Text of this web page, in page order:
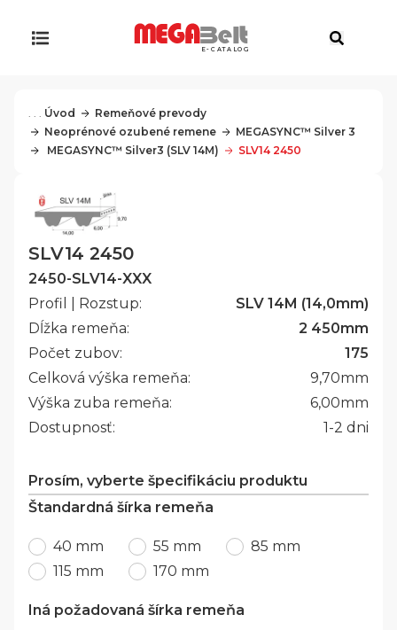
E-CATALOG
. . . Úvod
Remeňové prevody
Neoprénové ozubené remene
MEGASYNC™ Silver 3
MEGASYNC™ Silver3 (SLV 14M)
SLV14 2450
SLV14 2450
2450-SLV14-XXX
Profil | Rozstup:
SLV 14M (14,0mm)
Dĺžka remeňa:
2 450mm
Počet zubov:
175
Celková výška remeňa:
9,70mm
Výška zuba remeňa:
6,00mm
Dostupnosť:
1-2 dni
Prosím, vyberte špecifikáciu produktu
Štandardná šírka remeňa
40 mm 55 mm
85 mm
115 mm
170 mm
Iná požadovaná šírka remeňa